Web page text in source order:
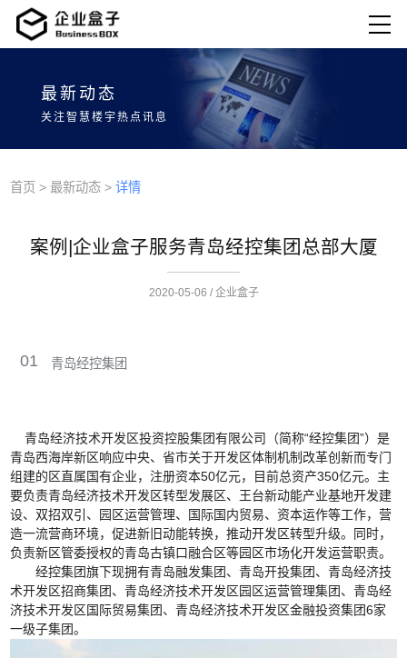
最新动态
关注智慧楼宇热点讯息
首页 > 最新动态 > 详情
案例|企业盒子服务青岛经控集团总部大厦
2020-05-06 / 企业盒子
01 青岛经控集团
青岛经济技术开发区投资控股集团有限公司（简称“经控集团”）是
青岛西海岸新区响应中央、省市关于开发区体制机制改革创新而专门
组建的区直属国有企业，注册资本50亿元，目前总资产350亿元。主
要负责青岛经济技术开发区转型发展区、王台新动能产业基地开发建
设、双招双引、园区运营管理、国际国内贸易、资本运作等工作，营
造一流营商环境，促进新旧动能转换，推动开发区转型升级。同时，
负责新区管委授权的青岛古镇口融合区等园区市场化开发运营职责。
经控集团旗下现拥有青岛融发集团、青岛开投集团、青岛经济技
术开发区招商集团、青岛经济技术开发区园区运营管理集团、青岛经
济技术开发区国际贸易集团、青岛经济技术开发区金融投资集团6家
一级子集团。